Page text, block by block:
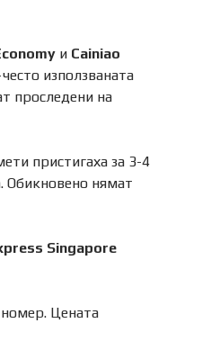
и Cainiao
използваната
проследени на
пристигаха за 3-4
Обикновено нямат
Singapore
Цената